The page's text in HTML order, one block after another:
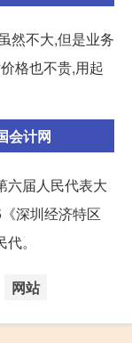
然不大,但是业务
格也不贵,用起
会计网
六届人民代表大
深圳经济特区
。
网站